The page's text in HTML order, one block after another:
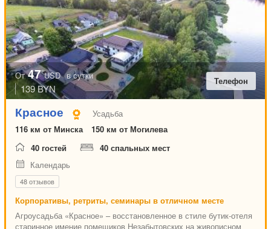
От 47USD в сутки
139 BYN
Телефон
Красное
Усадьба
116 км от Минска
150 км от Могилева
40 гостей
40 спальных мест
Календарь
48 отзывов
Корпоративы, ретриты, семинары в отличном месте
Агроусадьба «Красное» – восстановленное в стиле бутик-отеля
старинное имение помещиков Незабытовских на живописном